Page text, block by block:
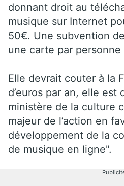
donnant droit au
musique sur Internet
50€. Une subvention
une carte par personne
Elle devrait couter à la
d’euros par an, elle est
ministère de la culture
majeur de l’action en
développement de la
de musique en ligne".